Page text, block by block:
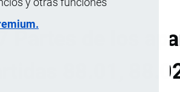
Partes de los
88.01,